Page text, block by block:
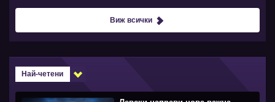
Виж всички
Най-четени